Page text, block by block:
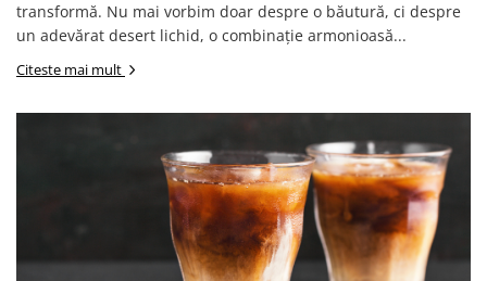
transformă. Nu mai vorbim doar despre o băutură, ci despre
un adevărat desert lichid, o combinație armonioasă...
Citeste mai mult